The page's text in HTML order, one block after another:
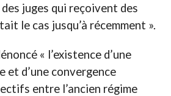
juges qui reçoivent des
le cas jusqu’à récemment ».
« l’existence d’une
et d’une convergence
entre l’ancien régime